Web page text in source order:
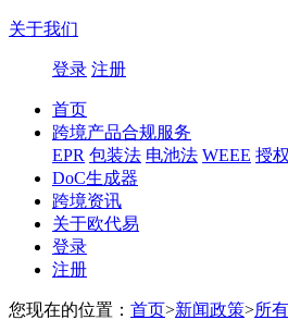
关于我们
登录 注册
首页
跨境产品合规服务
EPR 包装法 电池法 WEEE 授
DoC生成器
跨境资讯
关于欧代易
登录
注册
您现在的位置： 首页>新闻政策>所